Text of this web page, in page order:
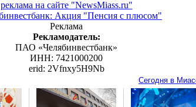
реклама на сайте "NewsMiass.ru"
Реклама
Рекламодатель:
ПАО «Челябинвестбанк»
ИНН: 7421000200
erid: 2Vfnxy5H9Nb
Сегодня в